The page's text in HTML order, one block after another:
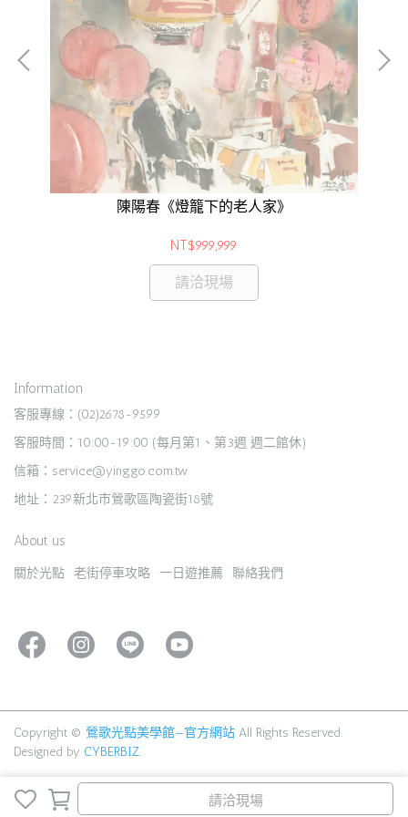
請洽現場
陳陽春《燈籠下的老人家》
NT$999,999
請洽現場
Information
客服專線：(02)2678-9599
客服時間：10:00-19:00 (每月第1、第3週 週二館休)
信箱：service@yinggo.com.tw
地址：239新北市鶯歌區陶瓷街18號
About us
關於光點 老街停車攻略 一日遊推薦 聯絡我們
Copyright © 鶯歌光點美學館—官方網站 All Rights Reserved.
Designed by CYBERBIZ.